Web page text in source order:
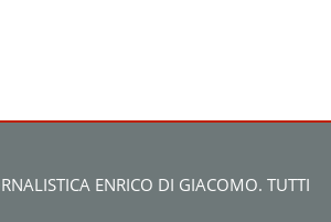
ENRICO DI GIACOMO. TUTTI